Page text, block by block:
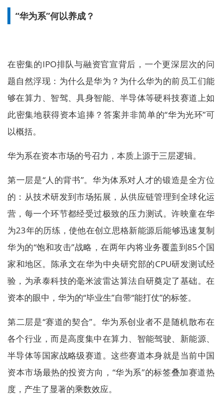
“华为系”何以养成？
在密集的IPO排队与融资官宣背后，一个更深层次的问
题自然浮现：为什么是华为？为什么华为的前员工们能
够在算力、智驾、具身智能、半导体等硬科技赛道上如
此密集地获得资本追捧？答案并非简单的“华为光环”可
以概括。
华为系在资本市场的号召力，本质上源于三层逻辑。
第一层是“人的背书”。华为体系对人才的锻造是全方位
的：从技术研发到市场拓展，从供应链管理到全球化运
营，每一个环节都经受过极致的压力测试。许映童在华
为23年的历练，使他在创立思格新能源后能够迅速复制
华为的“饱和攻击”战略，在两年内将业务覆盖到85个国
家和地区。陈承文在华为中央研究部的CPU研发测试经
验，为承泰科技的毫米波雷达算法自研奠定了基础。在
资本的眼中，华为的“毕业生”自带“能打仗”的标签。
第二层是“赛道的契合”。华为系创业者不是随机散布在
各个行业，而是高度集中在算力、智能驾驶、新能源、
半导体等国家战略级赛道。这些赛道本身就是当前中国
资本市场最热的投资方向，“华为系”的标签叠加赛道热
度，产生了显著的乘数效应。